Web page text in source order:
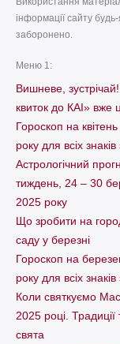
інформації сайту
заборонено.
Меню 1:
Вишневе, зустрічай!
квиток до КАІ» вже
Гороскоп на
року для всіх знаків
Астрологічний
тиждень, 24 – 30
2025 року
Що зробити на
саду у березні
Гороскоп на
року для всіх знаків
Коли святкуємо
2025 році. Традиції
свята